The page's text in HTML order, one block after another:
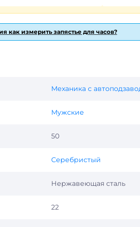
как измерить запястье для часов?
Механика с
Мужские
50
Серебристый
Нержавеющая сталь
22